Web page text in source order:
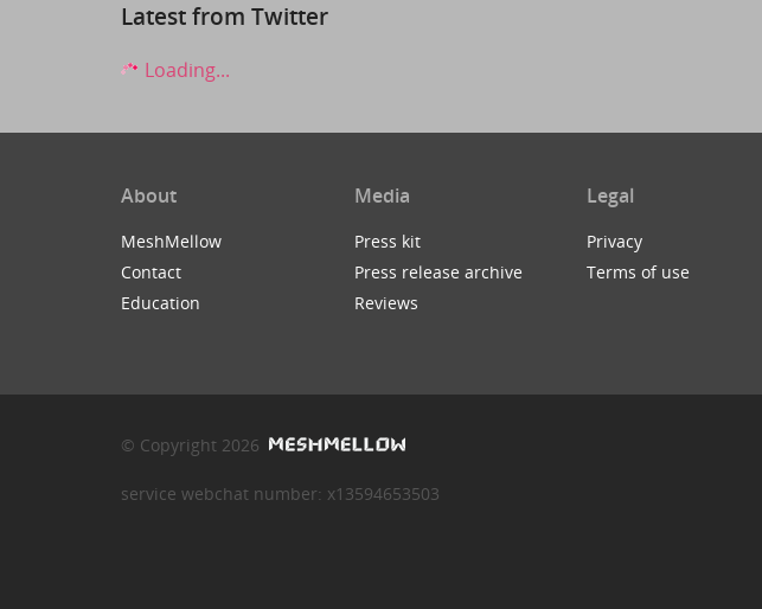
Latest from Twitter
Loading...
About
MeshMellow
Contact
Education
Media
Press kit
Press release archive
Reviews
Legal
Privacy
Terms of use
© Copyright 2026
service webchat number: x13594653503